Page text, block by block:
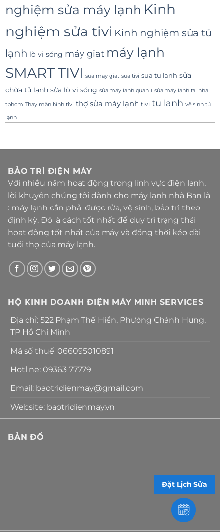
nghiệm sửa máy lạnh Kinh
nghiệm sửa tivi Kinh nghiệm sửa tủ
lạnh lò vi sóng máy giat máy lạnh
SMART TIVI sua may giat sua tivi sua tu lanh sửa
chữa tủ lạnh sửa lò vi sóng sửa máy lạnh quận 1 sửa máy lạnh tại nhà
tphcm Thay màn hình tivi thợ sửa máy lạnh tivi tu lanh vệ sinh tủ
lạnh
BẢO TRÌ ĐIỆN MÁY
Với nhiều năm hoạt động trong lĩnh vực điện lanh,
lời khuyên chúng tôi dành cho máy lạnh nhà Bạn là
: máy lạnh cần phải được rửa, vệ sinh, bảo trì theo
định kỳ. Đó là cách tốt nhất để duy trì trạng thái
hoạt động tốt nhất của máy và đồng thời kéo dài
tuổi thọ của máy lạnh.
HỘ KINH DOANH ĐIỆN MÁY MΙΝΗ SERVICES
Địa chỉ: 522 Phạm Thế Hiển, Phường Chánh Hưng,
TP Hồ Chí Minh
Mã số thuế: 066095010891
Hotline: 09363 77779
Email: baotridienmay@gmail.com
Website: baotridienmay.vn
BẢN ĐỒ
Đặt Lịch Sửa